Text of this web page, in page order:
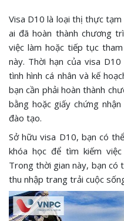
Visa D10 là loại thị thực
ai đã hoàn thành chương
việc làm hoặc tiếp tục
này. Thời hạn của visa
tình hình cá nhân và kế
bạn cần phải hoàn thành
bằng hoặc giấy chứng
đào tạo.
Sở hữu visa D10, bạn có
khóa học để tìm kiếm
Trong thời gian này, bạn có
thu nhập trang trải cuộc